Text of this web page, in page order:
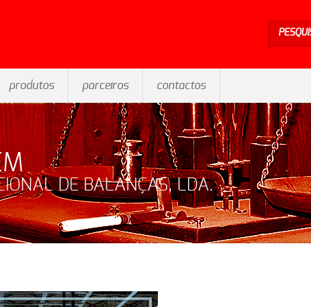
produtos parceiros contactos
DE BALANÇAS, LDA.